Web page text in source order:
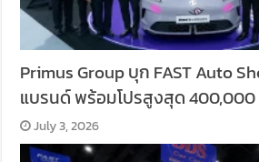
Primus Group บุก FAST Auto
แบรนด์ พร้อมโปรสูงสุด 400,000
July 3, 2026